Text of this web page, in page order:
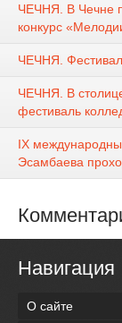
ЧЕЧНЯ. В Чечне
конкурс
ЧЕЧНЯ.
ЧЕЧНЯ. В
фестиваль
IX
Эсамбаева
Навигация
О сайте